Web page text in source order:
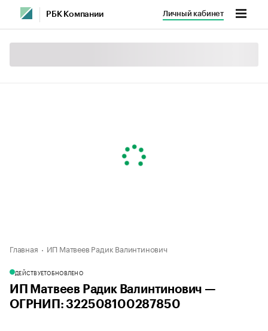
РБК Компании Личный кабинет
Главная ИП Матвеев Радик Валинтинович
ДЕЙСТВУЕТОБНОВЛЕНО
ИП Матвеев Радик Валинтинович —
ОГРНИП: 322508100287850